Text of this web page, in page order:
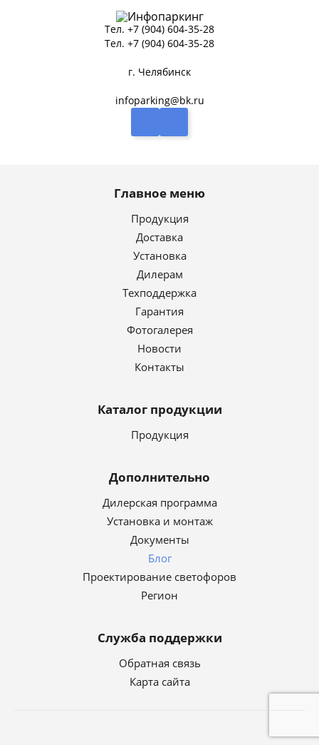
Тел. +7 (904) 604-35-28
Тел. +7 (904) 604-35-28
г. Челябинск
infoparking@bk.ru
Главное меню
Продукция
Доставка
Установка
Дилерам
Техподдержка
Гарантия
Фотогалерея
Новости
Контакты
Каталог продукции
Продукция
Дополнительно
Дилерская программа
Установка и монтаж
Документы
Блог
Проектирование светофоров
Регион
Служба поддержки
Обратная связь
Карта сайта